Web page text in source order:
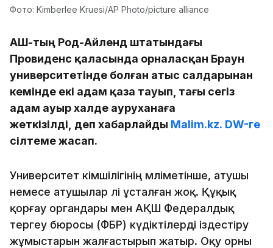
Фото: Kimberlee Kruesi/AP Photo/picture alliance
АҚШ-тың Род-Айленд штатындағы
Провиденс қаласында орналасқан Браун
университетінде болған атыс салдарынан
кемінде екі адам қаза тауып, тағы сегіз
адам ауыр халде ауруханаға
жеткізілді, деп хабарлайды Malim.kz. DW-ге
сілтеме жасап.
Университет әкімшілігінің мәліметінше, атушы
немесе атушылар әлі ұсталған жоқ. Құқық
қорғау органдары мен АҚШ Федералдық
тергеу бюросы (ФБР) күдіктілерді іздестіру
жұмыстарын жалғастырып жатыр. Оқу орны